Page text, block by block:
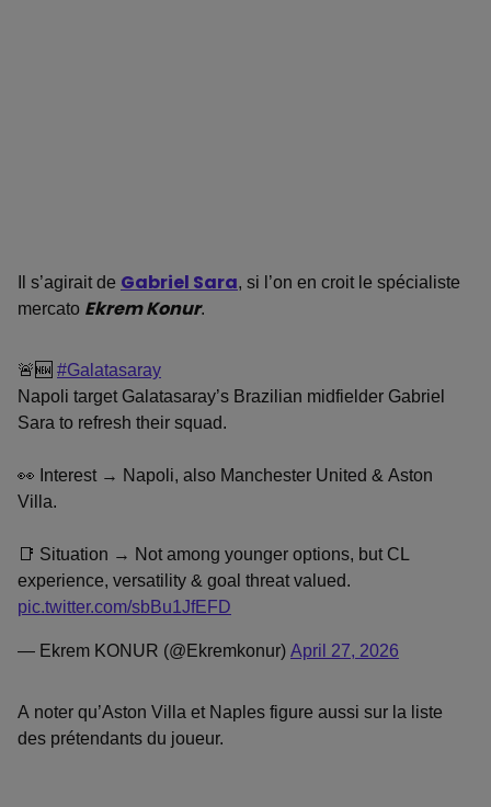
Il s’agirait de Gabriel Sara, si l’on en croit le spécialiste
mercato Ekrem Konur.
🚨🆕 #Galatasaray
Napoli target Galatasaray’s Brazilian midfielder Gabriel
Sara to refresh their squad.
👀 Interest → Napoli, also Manchester United & Aston
Villa.
📑 Situation → Not among younger options, but CL
experience, versatility & goal threat valued.
pic.twitter.com/sbBu1JfEFD
— Ekrem KONUR (@Ekremkonur)April 27, 2026
A noter qu’Aston Villa et Naples figure aussi sur la liste
des prétendants du joueur.